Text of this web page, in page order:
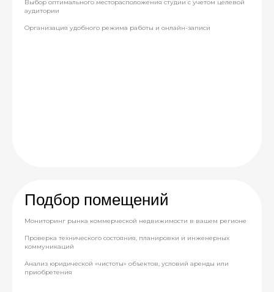
Выбор оптимального месторасположения студии с учетом целевой
аудитории
Организация удобного режима работы и онлайн-записи
Подбор помещений
Мониторинг рынка коммерческой недвижимости в вашем регионе
Проверка технического состояния, планировки и инженерных
коммуникаций
Анализ юридической «чистоты» объектов, условий аренды или
приобретения